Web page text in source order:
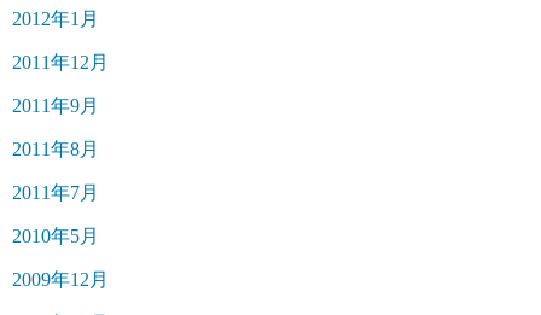
2012年1月
2011年12月
2011年9月
2011年8月
2011年7月
2010年5月
2009年12月